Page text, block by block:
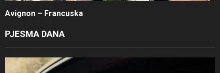
Avignon – Francuska
PJESMA DANA